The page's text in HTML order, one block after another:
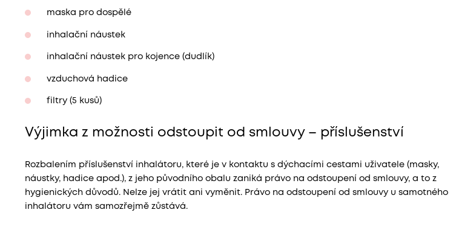
maska pro dospělé
inhalační náustek
inhalační náustek pro kojence (dudlík)
vzduchová hadice
filtry (5 kusů)
Výjimka z možnosti odstoupit od smlouvy – příslušenství
Rozbalením příslušenství inhalátoru, které je v kontaktu s dýchacími cestami uživatele (masky,
náustky, hadice apod.), z jeho původního obalu zaniká právo na odstoupení od smlouvy, a to z
hygienických důvodů. Nelze jej vrátit ani vyměnit. Právo na odstoupení od smlouvy u samotného
inhalátoru vám samozřejmě zůstává.